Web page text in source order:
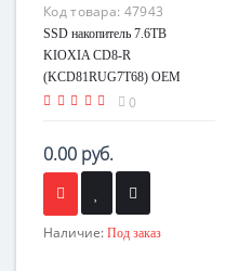
Код товара: 47943
SSD накопитель 7.6TB
KIOXIA CD8-R
(KCD81RUG7T68) OEM
0
0.00 руб.
Наличие: Под заказ